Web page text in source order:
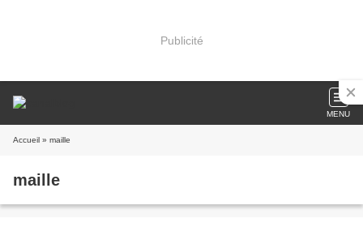
Publicité
MENU
Accueil » maille
maille